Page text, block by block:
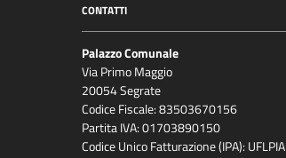
CONTATTI
Palazzo Comunale
Via Primo Maggio
20054 Segrate
Codice Fiscale: 83503670156
Partita IVA: 01703890150
Codice Unico Fatturazione (IPA): UFLPIA